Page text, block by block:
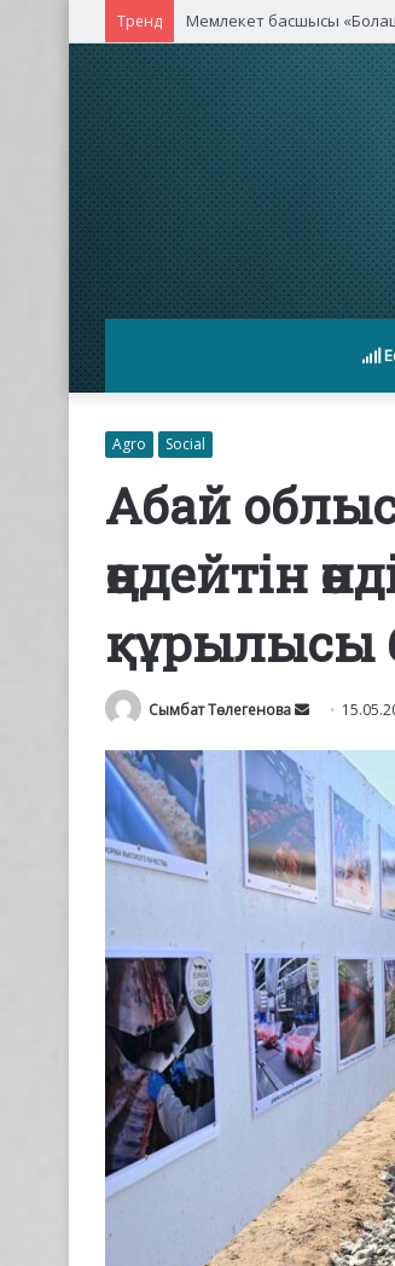
Тренд Қасым-Жомарт Тоқаев
Agro Social
Абай
өңдейтін
құрылысы
Сымбат Төлегенова
Send
email